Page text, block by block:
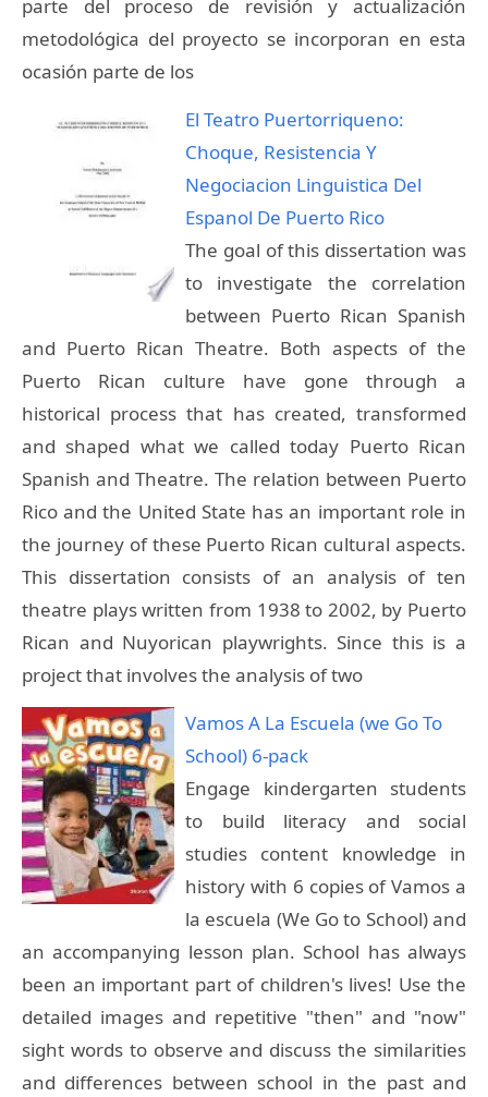
parte del proceso de revisión y actualización
metodológica del proyecto se incorporan en esta
ocasión parte de los
El Teatro Puertorriqueno:
Choque, Resistencia Y
Negociacion Linguistica Del
Espanol De Puerto Rico
The goal of this dissertation was
to investigate the correlation
between Puerto Rican Spanish
and Puerto Rican Theatre. Both aspects of the
Puerto Rican culture have gone through a
historical process that has created, transformed
and shaped what we called today Puerto Rican
Spanish and Theatre. The relation between Puerto
Rico and the United State has an important role in
the journey of these Puerto Rican cultural aspects.
This dissertation consists of an analysis of ten
theatre plays written from 1938 to 2002, by Puerto
Rican and Nuyorican playwrights. Since this is a
project that involves the analysis of two
Vamos A La Escuela (we Go To
School) 6-pack
Engage kindergarten students
to build literacy and social
studies content knowledge in
history with 6 copies of Vamos a
la escuela (We Go to School) and
an accompanying lesson plan. School has always
been an important part of children's lives! Use the
detailed images and repetitive "then" and "now"
sight words to observe and discuss the similarities
and differences between school in the past and